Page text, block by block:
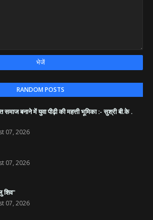
RANDOM POSTS
समाज बनाने में युवा पीढ़ी की महत्ती भूमिका :- सुश्री बी.के .
07, 2026
07, 2026
शिव"
07, 2026